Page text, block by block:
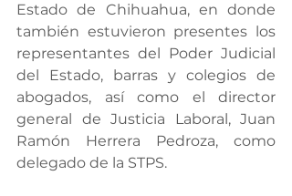
Estado de Chihuahua, en donde
también estuvieron presentes los
representantes del Poder Judicial
del Estado, barras y colegios de
abogados, así como el director
general de Justicia Laboral, Juan
Ramón Herrera Pedroza, como
delegado de la STPS.